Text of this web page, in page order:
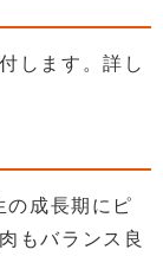
します。詳し
の成長期にピ
もバランス良